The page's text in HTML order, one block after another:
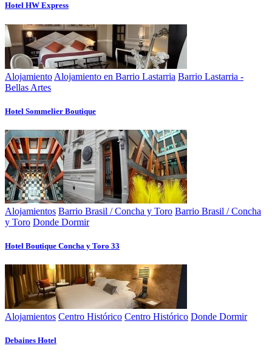
Hotel HW Express
Alojamiento Alojamiento en Barrio Lastarria Barrio Lastarria -
Bellas Artes
Hotel Sommelier Boutique
Alojamientos Barrio Brasil / Concha y Toro Barrio Brasil / Concha
y Toro Donde Dormir
Hotel Boutique Concha y Toro 33
Alojamientos Centro Histórico Centro Histórico Donde Dormir
Debaines Hotel